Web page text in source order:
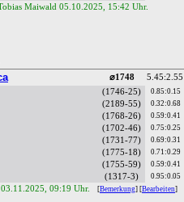
Maiwald 05.10.2025, 15:42 Uhr.
⌀1748
5.45:2.55
(1746-25) 0.85:0.15
(2189-55) 0.32:0.68
(1768-26) 0.59:0.41
(1702-46) 0.75:0.25
(1731-77) 0.69:0.31
(1775-18) 0.71:0.29
(1755-59) 0.59:0.41
(1317-3) 0.95:0.05
09:19 Uhr. [Bemerkung] [Bearbeiten]